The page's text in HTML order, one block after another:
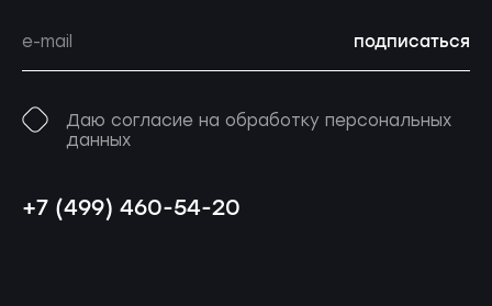
подписаться
Даю согласие на обработку персональных
данных
+7 (499) 460-54-20